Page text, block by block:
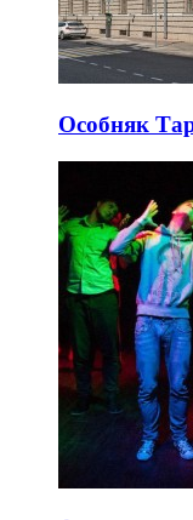
Особняк